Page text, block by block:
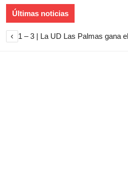
Últimas noticias
‹